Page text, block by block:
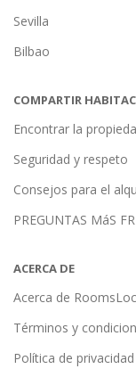
Sevilla
Bilbao
COMPARTIR
Encontrar la
Seguridad y respeto
Consejos para el
PREGUNTAS MáS
ACERCA DE
Acerca de
Términos y
Política de privacidad